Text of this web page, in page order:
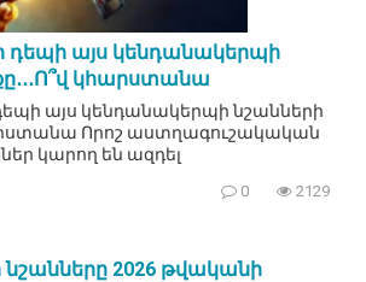
դեպի այս կենդանակերպի
կհարստանա
այս կենդանակերպի նշանների
Որոշ աստղագուշակական
կարող են ազդել
0 2129
նշանները 2026 թվականի